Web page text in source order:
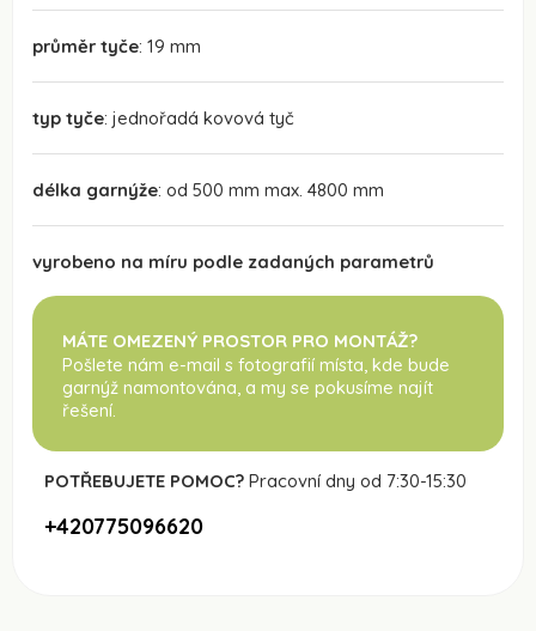
průměr tyče: 19 mm
typ tyče: jednořadá kovová tyč
délka garnýže: od 500 mm max. 4800 mm
vyrobeno na míru podle zadaných parametrů
MÁTE OMEZENÝ PROSTOR PRO MONTÁŽ?
Pošlete nám e-mail s fotografií místa, kde bude
garnýž namontována, a my se pokusíme najít
řešení.
POTŘEBUJETE POMOC? Pracovní dny od 7:30-15:30
+420775096620